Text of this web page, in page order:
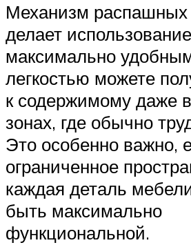
Механизм распашных
делает
максимально
легкостью можете
к содержимому даже
зонах, где обычно
Это особенно важно,
ограниченное
каждая деталь
быть максимально
функциональной.